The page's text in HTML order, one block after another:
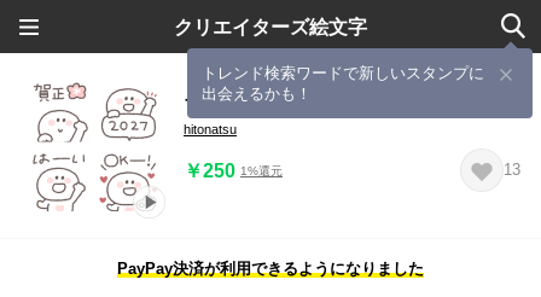
クリエイターズ絵文字
トレンド検索ワードで新しいスタンプに
出会えるかも！
ちびっこにこりん◎絵文字 #2027再販
hitonatsu
￥250 1%還元 13
PayPay決済が利用できるようになりました